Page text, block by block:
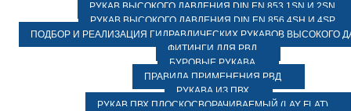
РУКАВ ВЫСОКОГО ДАВЛЕНИЯ DIN EN 853 1SN И 2SN
РУКАВ ВЫСОКОГО ДАВЛЕНИЯ DIN EN 856 4SH И 4SP
ПОДБОР И РЕАЛИЗАЦИЯ ГИДРАВЛИЧЕСКИХ РУКАВОВ ВЫСОКОГО
ФИТИНГИ ДЛЯ РВД
БУРОВЫЕ РУКАВА
ПРАВИЛА ПРИМЕНЕНИЯ РВД
РУКАВА ИЗ ПВХ
РУКАВ ПВХ ПЛОСКОСВОРАЧИВАЕМЫЙ (LAY FLAT)